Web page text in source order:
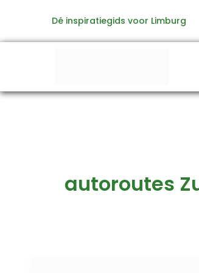
de
Dé inspiratiegids voor Limburg
autoroutes